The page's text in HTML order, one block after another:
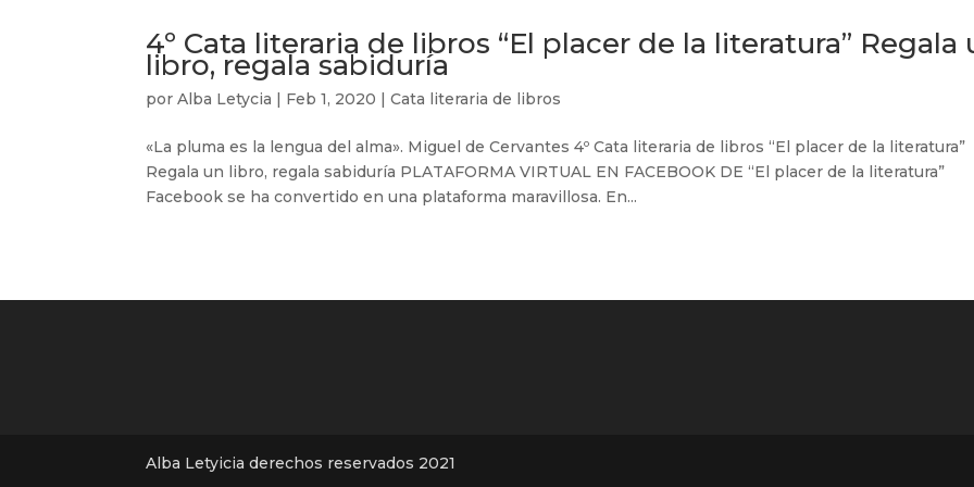
4º Cata literaria de libros “El placer de la literatura” Regala
libro, regala sabiduría
porAlba Letycia | Feb 1, 2020 |Cata literaria de libros
«La pluma es la lengua del alma». Miguel de Cervantes 4º Cata literaria de libros “El placer de la literatura”
Regala un libro, regala sabiduría PLATAFORMA VIRTUAL EN FACEBOOK DE “El placer de la literatura”
Facebook se ha convertido en una plataforma maravillosa. En...
Alba Letyicia derechos reservados 2021